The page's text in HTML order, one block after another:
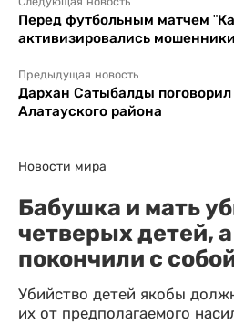
Перед футбольным матчем
активизировались мошенники
Предыдущая новость
Дархан Сатыбалды
Алатауского района
Новости мира
Бабушка и мать
четверых детей,
покончили с
Убийство детей якобы
их от предполагаемого